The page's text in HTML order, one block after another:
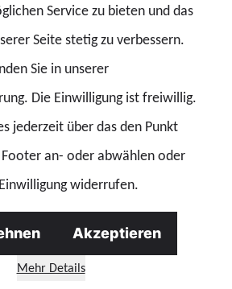
darunter Andreas
Inspekteur der
der Länder), Hessens Ex-
Dr. Lars Gerdes
Exekutivdirektor und Münsters
Dorndorf.
der Länderinnenressorts
Herrmann (Bayern), Eva Högl
Service zu bieten und das
Seite stetig zu verbessern.
Sie in unserer
Die Einwilligung ist freiwillig.
jederzeit über das den Punkt
an- oder abwählen oder
widerrufen.
Mehr Details
Akzeptieren